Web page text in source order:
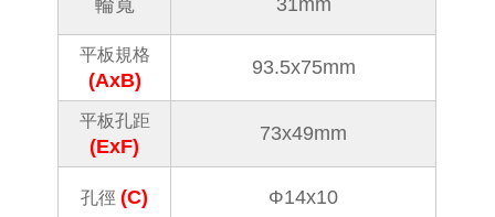
輪寬 31mm
平板規格
(AxB)
93.5x75mm
平板孔距
(ExF)
73x49mm
孔徑(C) Φ14x10